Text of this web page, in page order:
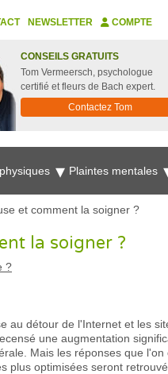
NEWSLETTER COMPTE
CONSEILS GRATUITS
Tom Vermeersch, psychologue
certifié et fleurs de Bach expert.
Contactez Tom
Plaintes mentales
et comment la soigner ?
la soigner ?
?
au détour de l'Internet et les
une augmentation
Mais les réponses que
plus optimisées seront